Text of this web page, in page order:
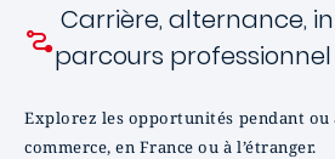
Carrière, alternance,
parcours professionnel
Explorez les opportunités pendant ou
commerce, en France ou à l’étranger.